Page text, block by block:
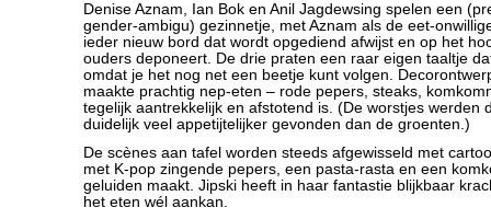
Denise Aznam, Ian Bok en Anil Jagdewsing spelen een
gender-ambigu) gezinnetje, met Aznam als de eet-
ieder nieuw bord dat wordt opgediend afwijst en op het
ouders deponeert. De drie praten een raar eigen taaltje
omdat je het nog net een beetje kunt volgen.
maakte prachtig nep-eten – rode pepers, steaks,
tegelijk aantrekkelijk en afstotend is. (De worstjes werden
duidelijk veel appetijtelijker gevonden dan de groenten.)
De scènes aan tafel worden steeds afgewisseld met
met K-pop zingende pepers, een pasta-rasta en een
geluiden maakt. Jipski heeft in haar fantastie blijkbaar
het eten wél aankan.